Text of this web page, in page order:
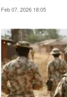
Feb 07, 2026 18:05